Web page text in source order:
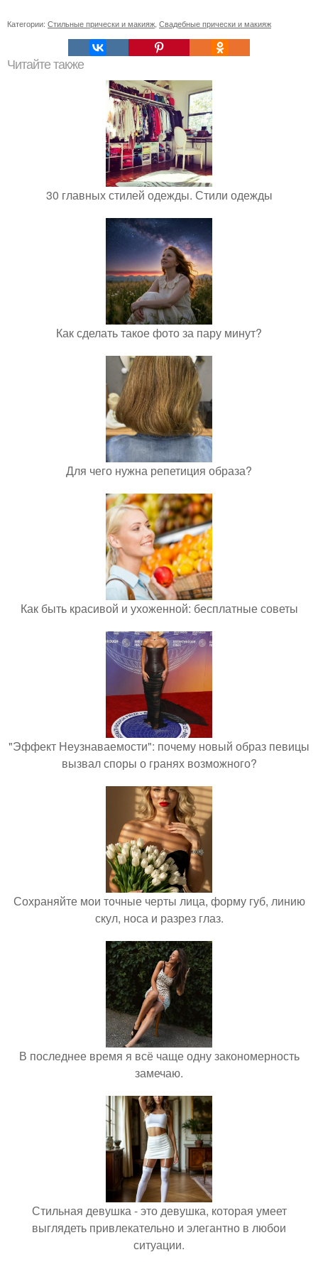
Категории: Стильные прически и макияж Свадебные прически и макияж
Читайте также
30 главных стилей одежды. Стили одежды
Как сделать такое фото за пару минут?
Для чего нужна репетиция образа?
Как быть красивой и ухоженной: бесплатные советы
"Эффект Неузнаваемости": почему новый образ певицы
вызвал споры о гранях возможного?
Сохраняйте мои точные черты лица, форму губ, линию
скул, носа и разрез глаз.
В последнее время я всё чаще одну закономерность
замечаю.
Стильная девушка - это девушка, которая умеет
выглядеть привлекательно и элегантно в любои
ситуации.